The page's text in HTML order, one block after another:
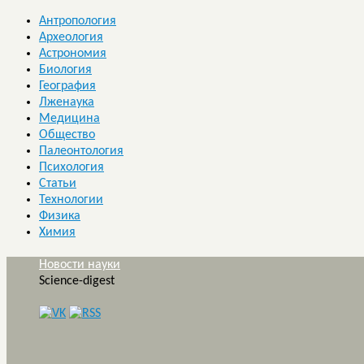
Антропология
Археология
Астрономия
Биология
География
Лженаука
Медицина
Общество
Палеонтология
Психология
Статьи
Технологии
Физика
Химия
Новости науки
Science-digest